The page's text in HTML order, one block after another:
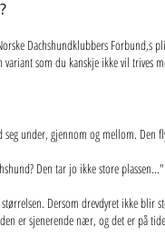
Dachshundklubbers Forbund,s
som du kanskje ikke vil trives
under, gjennom og mellom. Den
Den tar jo ikke store plassen..."
Dersom drevdyret ikke blir
er sjenerende nær, og det er på tide